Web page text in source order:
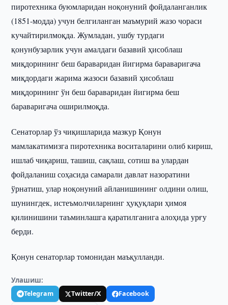
пиротехника буюмларидан ноқонуний фойдаланганлик
(1851-модда) учун белгиланган маъмурий жазо чораси
кучайтирилмоқда. Жумладан, ушбу турдаги
қонунбузарлик учун амалдаги базавий ҳисоблаш
миқдорининг беш бараваридан йигирма бараваригача
миқдордаги жарима жазоси базавий ҳисоблаш
миқдорининг ўн беш бараваридан йигирма беш
бараваригача оширилмоқда.
Сенаторлар ўз чиқишларида мазкур Қонун
мамлакатимизга пиротехника воситаларини олиб кириш,
ишлаб чиқариш, ташиш, сақлаш, сотиш ва улардан
фойдаланиш соҳасида самарали давлат назоратини
ўрнатиш, улар ноқонуний айланишининг олдини олиш,
шунингдек, истеъмолчиларнинг ҳуқуқлари ҳимоя
қилинишини таъминлашга қаратилганига алоҳида урғу
берди.
Қонун сенаторлар томонидан маъқулланди.
Улашиш:
Telegram Twitter/X Facebook